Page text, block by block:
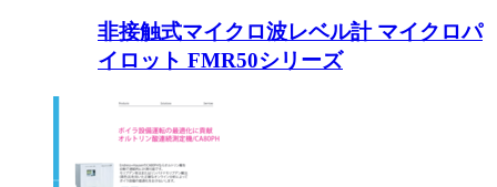
非接触式マイクロ波レベル計 マイクロパ
イロット FMR50シリーズ